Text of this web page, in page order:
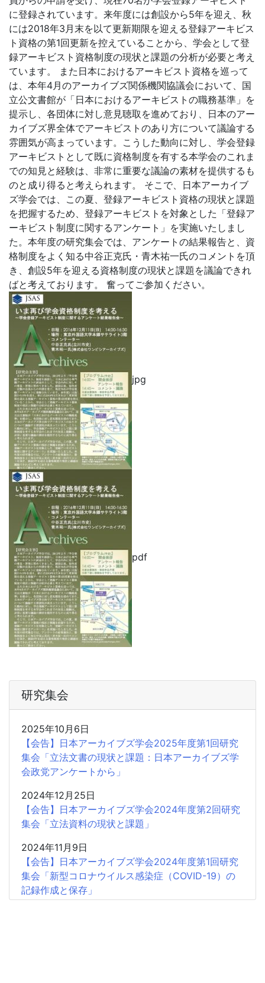
に登録されています。来年度には創設から5年を迎え、秋
には2018年3月末を以て更新期限を迎える登録アーキビス
ト資格の第1回更新を控えていることから、学会として登
録アーキビスト資格制度の現状と課題の分析が必要と考え
ています。 また日本におけるアーキビスト資格を巡って
は、本年4月のアーカイブズ関係機関協議会において、国
立公文書館が「日本におけるアーキビストの職務基準」を
提示し、各団体に対し意見聴取を進めており、日本のアー
カイブズ界全体でアーキビストのあり方について議論する
雰囲気が高まっています。こうした動向に対し、学会登録
アーキビストとして既に資格制度を有する本学会のこれま
での知見と経験は、非常に重要な議論の素材を提供するも
のと成り得ると考えられます。 そこで、日本アーカイブ
ズ学会では、この夏、登録アーキビスト資格の現状と課題
を把握するため、登録アーキビストを対象とした「登録ア
ーキビスト制度に関するアンケート」を実施いたしまし
た。本年度の研究集会では、アンケートの結果報告と、資
格制度をよく知る中谷正克氏・青木祐一氏のコメントを頂
き、創設5年を迎える資格制度の現状と課題を議論できれ
ばと考えております。 奮ってご参加ください。
jpg
pdf
研究集会
2025年10月6日
【会告】日本アーカイブズ学会2025年度第1回研究
集会「立法文書の現状と課題：日本アーカイブズ学
会政党アンケートから」
2024年12月25日
【会告】日本アーカイブズ学会2024年度第2回研究
集会「立法資料の現状と課題」
2024年11月9日
【会告】日本アーカイブズ学会2024年度第1回研究
集会「新型コロナウイルス感染症（COVID-19）の
記録作成と保存」